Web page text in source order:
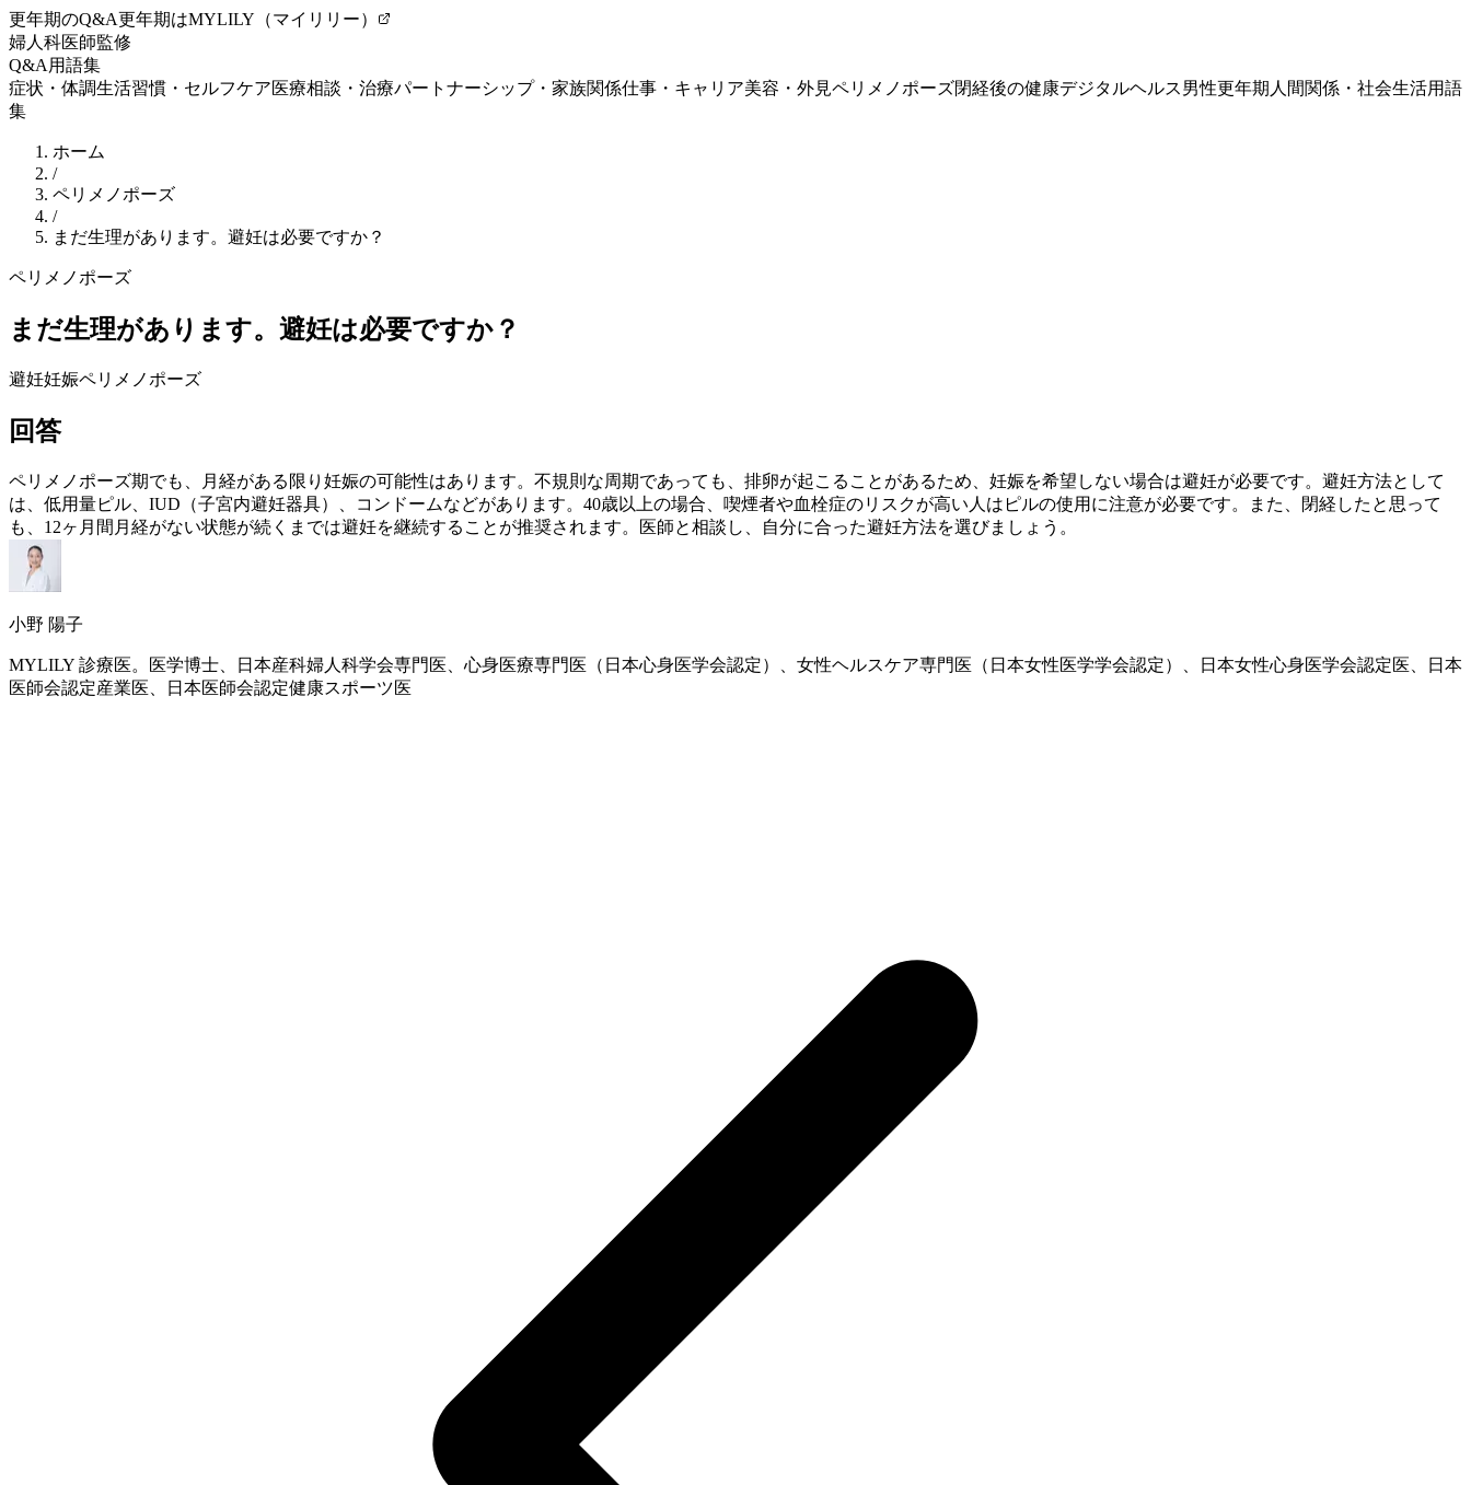
更年期のQ&A更年期はMYLILY（マイリリー）
婦人科医師監修
Q&A 用語集
症状・体調生活習慣・セルフケア医療相談・治療パートナーシップ・家族関係仕事・キャリア美容・外見ペリメノポーズ閉経後の健康デジタルヘルス男性更年期 人間関係・社会生活用語
集
ホーム
/
ペリメノポーズ
/
まだ生理があります。避妊は必要ですか？
ペリメノポーズ
まだ生理があります。避妊は必要ですか？
避妊妊娠ペリメノポーズ
回答
ペリメノポーズ期でも、月経がある限り妊娠の可能性はあります。不規則な周期であっても、排卵が起こることがあるため、妊娠を希望しない場合は避妊が必要です。避妊方法として
は、低用量ピル、IUD（子宮内避妊器具）、コンドームなどがあります。40歳以上の場合、喫煙者や血栓症のリスクが高い人はピルの使用に注意が必要です。また、閉経したと思って
も、12ヶ月間月経がない状態が続くまでは避妊を継続することが推奨されます。医師と相談し、自分に合った避妊方法を選びましょう。
小野 陽子
MYLILY 診療医。医学博士、日本産科婦人科学会専門医、心身医療専門医（日本心身医学会認定）、女性ヘルスケア専門医（日本女性医学学会認定）、日本女性心身医学会認定医、日本
医師会認定産業医、日本医師会認定健康スポーツ医